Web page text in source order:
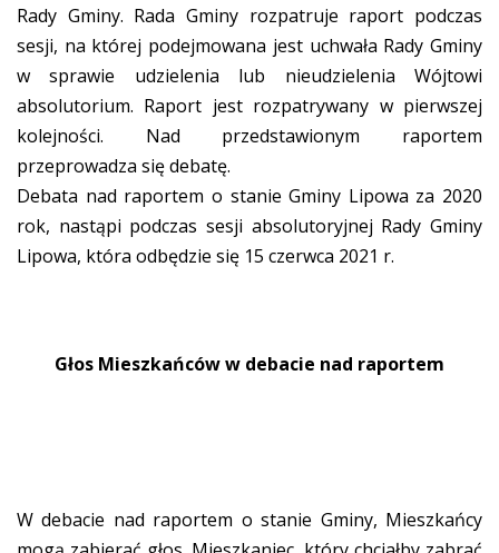
Rady Gminy. Rada Gminy rozpatruje raport podczas
sesji, na której podejmowana jest uchwała Rady Gminy
w sprawie udzielenia lub nieudzielenia Wójtowi
absolutorium. Raport jest rozpatrywany w pierwszej
kolejności. Nad przedstawionym raportem
przeprowadza się debatę.
Debata nad raportem o stanie Gminy Lipowa za 2020
rok, nastąpi podczas sesji absolutoryjnej Rady Gminy
Lipowa, która odbędzie się 15 czerwca 2021 r.
Głos Mieszkańców w debacie nad raportem
W debacie nad raportem o stanie Gminy, Mieszkańcy